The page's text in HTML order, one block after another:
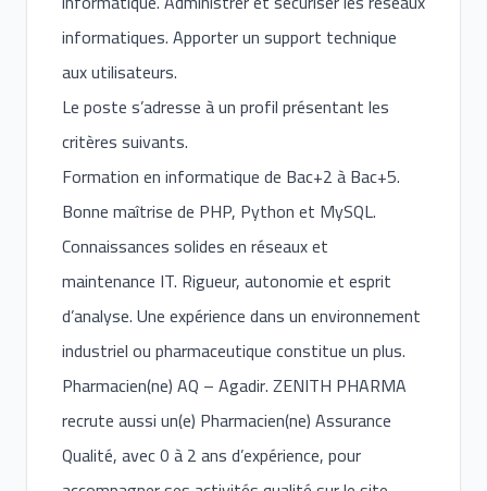
informatiques. Apporter un support technique
aux utilisateurs.
Le poste s’adresse à un profil présentant les
critères suivants.
Formation en informatique de Bac+2 à Bac+5.
Bonne maîtrise de PHP, Python et MySQL.
Connaissances solides en réseaux et
maintenance IT. Rigueur, autonomie et esprit
d’analyse. Une expérience dans un environnement
industriel ou pharmaceutique constitue un plus.
Pharmacien(ne) AQ – Agadir. ZENITH PHARMA
recrute aussi un(e) Pharmacien(ne) Assurance
Qualité, avec 0 à 2 ans d’expérience, pour